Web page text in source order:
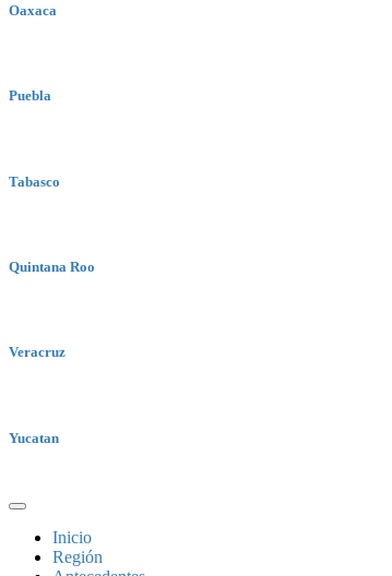
Oaxaca
Puebla
Tabasco
Quintana Roo
Veracruz
Yucatan
Inicio
Región